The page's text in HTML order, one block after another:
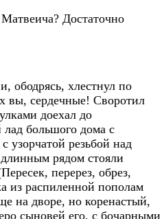
Достаточно
ободрясь, хлестнул по
вы, сердечные! Своротил
доехал до
лад большого дома с
узорчатой резьбой над
рядом стояли
перерез, обрез,
из распиленной пополам
на дворе, но коренастый,
сыновей его, с бочарными